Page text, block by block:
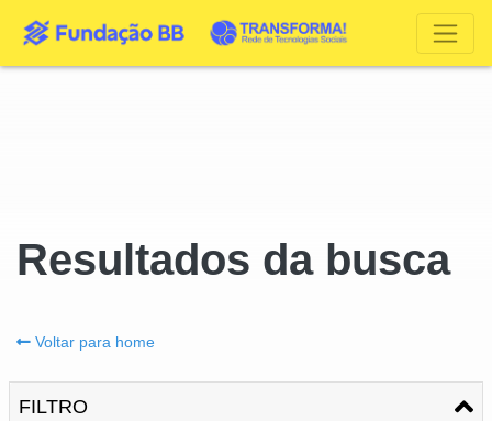
Resultados da busca
Voltar para home
FILTRO